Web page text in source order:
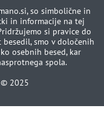
so simbolične in
in informacije na tej
si pravice do
smo v določenih
osebnih besed, kar
spola.
© 2025